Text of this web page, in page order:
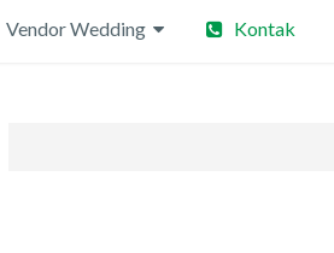
Vendor Wedding Kontak